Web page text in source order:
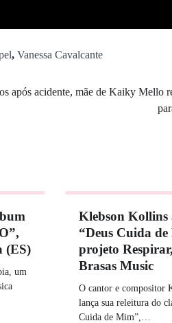
, Vanessa Cavalcante
após acidente, mãe de Kaiky Mello
(ES)
um
Klebson Kollins
“Deus Cuida
projeto
Brasas Music
O cantor e compositor
lança sua releitura do
Cuida de Mim”,…